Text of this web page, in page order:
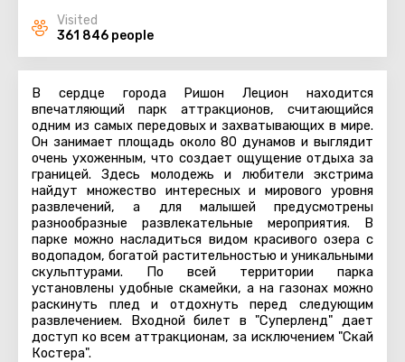
Visited
361 846 people
В сердце города Ришон Лецион находится
впечатляющий парк аттракционов, считающийся
одним из самых передовых и захватывающих в мире.
Он занимает площадь около 80 дунамов и выглядит
очень ухоженным, что создает ощущение отдыха за
границей. Здесь молодежь и любители экстрима
найдут множество интересных и мирового уровня
развлечений, а для малышей предусмотрены
разнообразные развлекательные мероприятия. В
парке можно насладиться видом красивого озера с
водопадом, богатой растительностью и уникальными
скульптурами. По всей территории парка
установлены удобные скамейки, а на газонах можно
раскинуть плед и отдохнуть перед следующим
развлечением. Входной билет в "Суперленд" дает
доступ ко всем аттракционам, за исключением "Скай
Костера".